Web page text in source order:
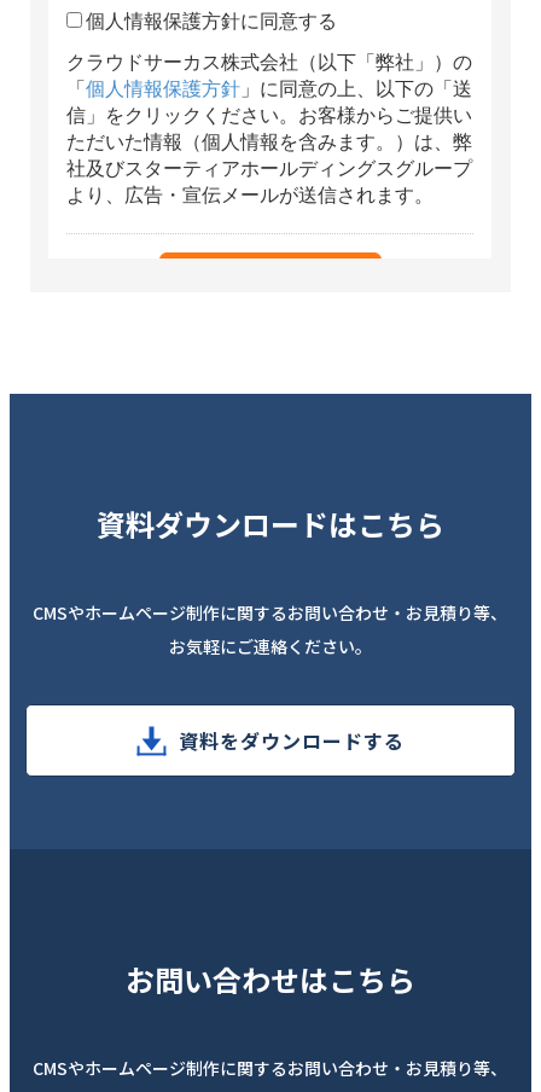
資料ダウンロードはこちら
CMSやホームページ制作に関するお問い合わせ・お見積り等、
お気軽にご連絡ください。
資料をダウンロードする
お問い合わせはこちら
CMSやホームページ制作に関するお問い合わせ・お見積り等、